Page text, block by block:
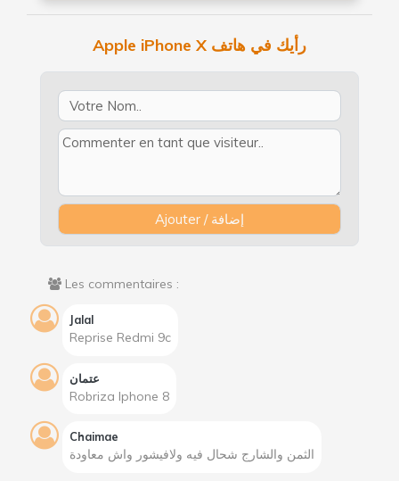
Apple iPhone X رأيك في هاتف
Les commentaires :
Jalal
Reprise Redmi 9c
عتمان
Robriza Iphone 8
Chaimae
الثمن والشارج شحال فيه ولافيشور واش معاودة